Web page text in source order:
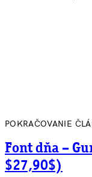
POKRAČOVANIE
Font dňa –
$27,90$)